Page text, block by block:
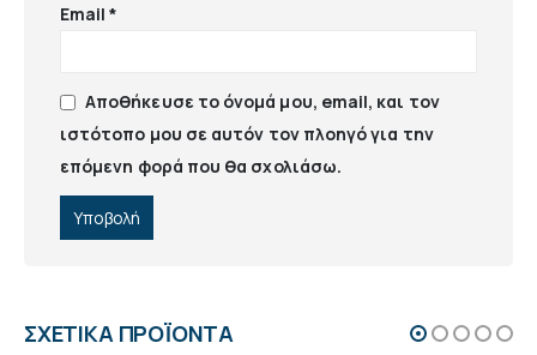
Email*
Αποθήκευσε το όνομά μου, email, και τον
ιστότοπο μου σε αυτόν τον πλοηγό για την
επόμενη φορά που θα σχολιάσω.
ΣΧΕΤΙΚΆ ΠΡΟΪΌΝΤΑ